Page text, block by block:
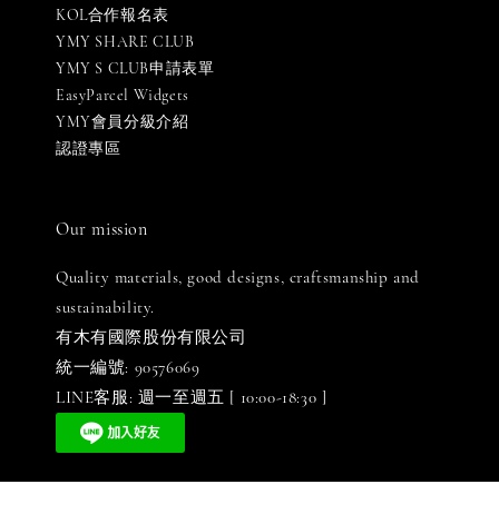
KOL合作報名表
YMY SHARE CLUB
YMY S CLUB申請表單
EasyParcel Widgets
YMY會員分級介紹
認證專區
Our mission
Quality materials, good designs, craftsmanship and
sustainability.
有木有國際股份有限公司
統一編號: 90576069
LINE客服: 週一至週五 [ 10:00-18:30 ]